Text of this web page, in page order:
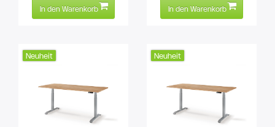
In den Warenkorb In den Warenkorb
Neuheit Neuheit